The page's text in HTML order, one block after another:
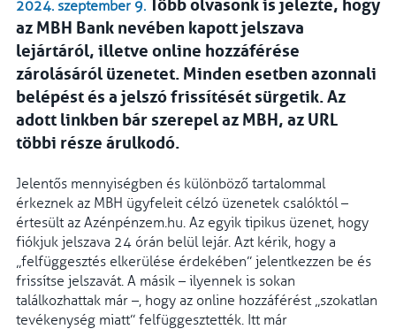
2024. szeptember 9. Több olvasónk is jelezte, hogy
az MBH Bank nevében kapott jelszava
lejártáról, illetve online hozzáférése
zárolásáról üzenetet. Minden esetben azonnali
belépést és a jelszó frissítését sürgetik. Az
adott linkben bár szerepel az MBH, az URL
többi része árulkodó.
Jelentős mennyiségben és különböző tartalommal
érkeznek az MBH ügyfeleit célzó üzenetek csalóktól –
értesült az Azénpénzem.hu. Az egyik tipikus üzenet, hogy
fiókjuk jelszava 24 órán belül lejár. Azt kérik, hogy a
„felfüggesztés elkerülése érdekében” jelentkezzen be és
frissítse jelszavát. A másik – ilyennek is sokan
találkozhattak már –, hogy az online hozzáférést „szokatlan
tevékenység miatt” felfüggesztették. Itt már